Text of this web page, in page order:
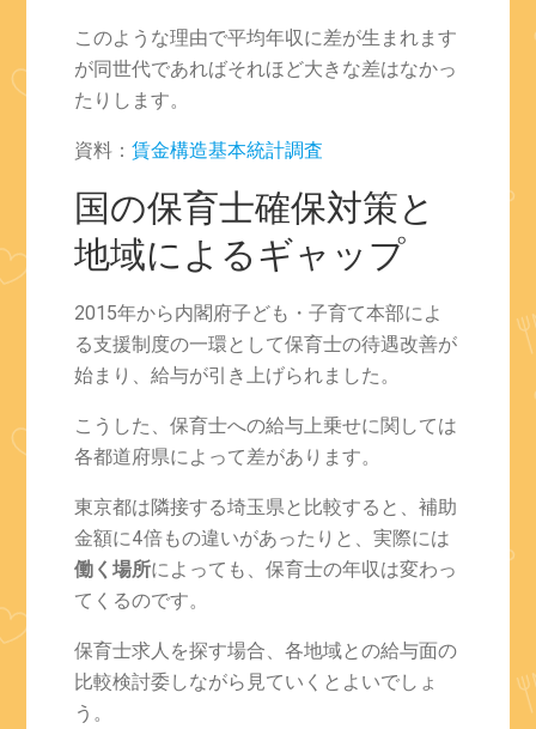
このような理由で平均年収に差が生まれます
が同世代であればそれほど大きな差はなかっ
たりします。
資料：賃金構造基本統計調査
国の保育士確保対策と
地域によるギャップ
2015年から内閣府子ども・子育て本部によ
る支援制度の一環として保育士の待遇改善が
始まり、給与が引き上げられました。
こうした、保育士への給与上乗せに関しては
各都道府県によって差があります。
東京都は隣接する埼玉県と比較すると、補助
金額に4倍もの違いがあったりと、実際には
働く場所によっても、保育士の年収は変わっ
てくるのです。
保育士求人を探す場合、各地域との給与面の
比較検討委しながら見ていくとよいでしょ
う。